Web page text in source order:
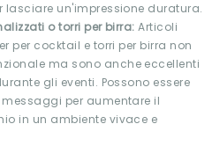
lasciare un'impressione duratura.
o torri per birra:Articoli
per cocktail e torri per birra non
ma sono anche eccellenti
gli eventi. Possono essere
per aumentare il
in un ambiente vivace e